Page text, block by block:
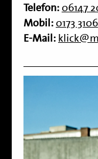
Telefon: 06147
Mobil: 0173
E-Mail: